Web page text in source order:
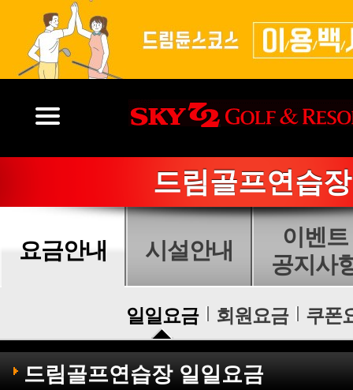
드림골프연습장
요금안내 시설안내
이벤트
공지사
일일요금 회원요금 쿠폰
드림골프연습장 일일요금